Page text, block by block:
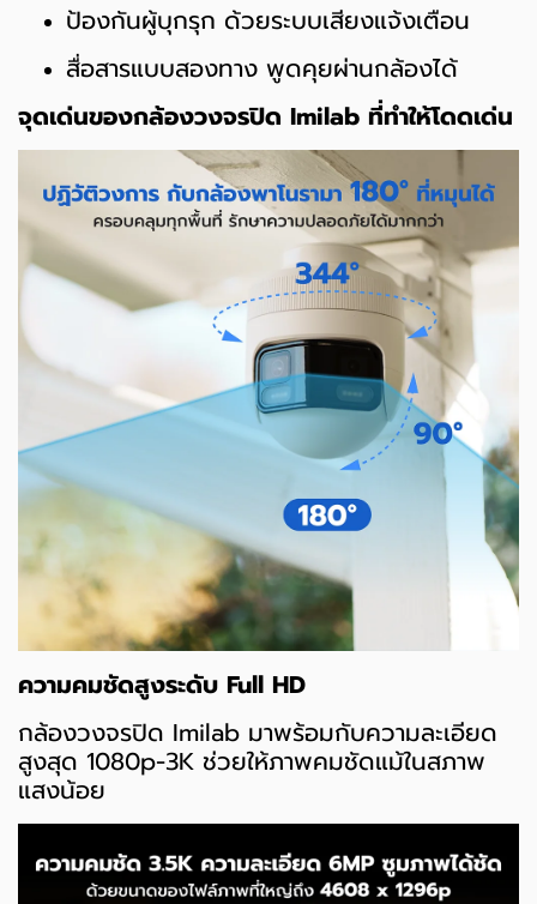
ป้องกันผู้บุกรุก ด้วยระบบเสียงแจ้งเตือน
สื่อสารแบบสองทาง พูดคุยผ่านกล้องได้
จุดเด่นของกล้องวงจรปิด Imilab ที่ทำให้โดดเด่น
ความคมชัดสูงระดับ Full HD
กล้องวงจรปิด Imilab มาพร้อมกับความละเอียด
สูงสุด 1080p-3K ช่วยให้ภาพคมชัดแม้ในสภาพ
แสงน้อย